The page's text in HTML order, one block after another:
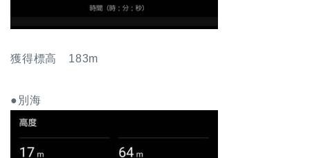
獲得標高 183m
●別海